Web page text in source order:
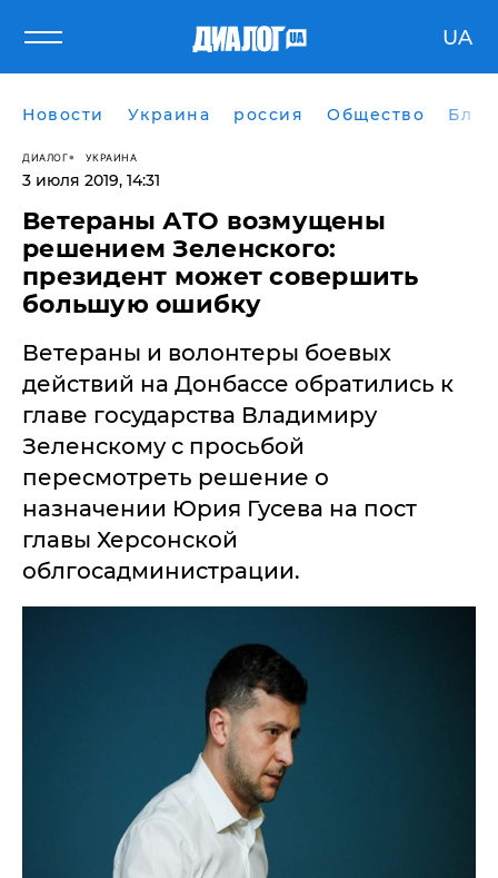
UA
Новости Украина россия Общество
ДИАЛОГ УКРАИНА
3 июля 2019, 14:31
Ветераны АТО возмущены
решением Зеленского:
президент может совершить
большую ошибку
​Ветераны и волонтеры боевых
действий на Донбассе обратились к
главе государства Владимиру
Зеленскому с просьбой
пересмотреть решение о
назначении Юрия Гусева на пост
главы Херсонской
облгосадминистрации.